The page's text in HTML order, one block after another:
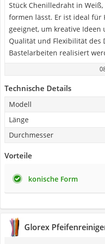
Stück Chenilledraht in
formen lässt. Er ist ideal für
geeignet, um kreative Ideen
Qualität und Flexibilität des
Bastelarbeiten realisiert
Technische Details
Modell
Länge
Durchmesser
Vorteile
konische Form
Glorex